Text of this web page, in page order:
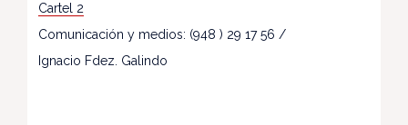
Cartel 2
Comunicación y medios: (948 ) 29 17 56 /
Ignacio Fdez. Galindo